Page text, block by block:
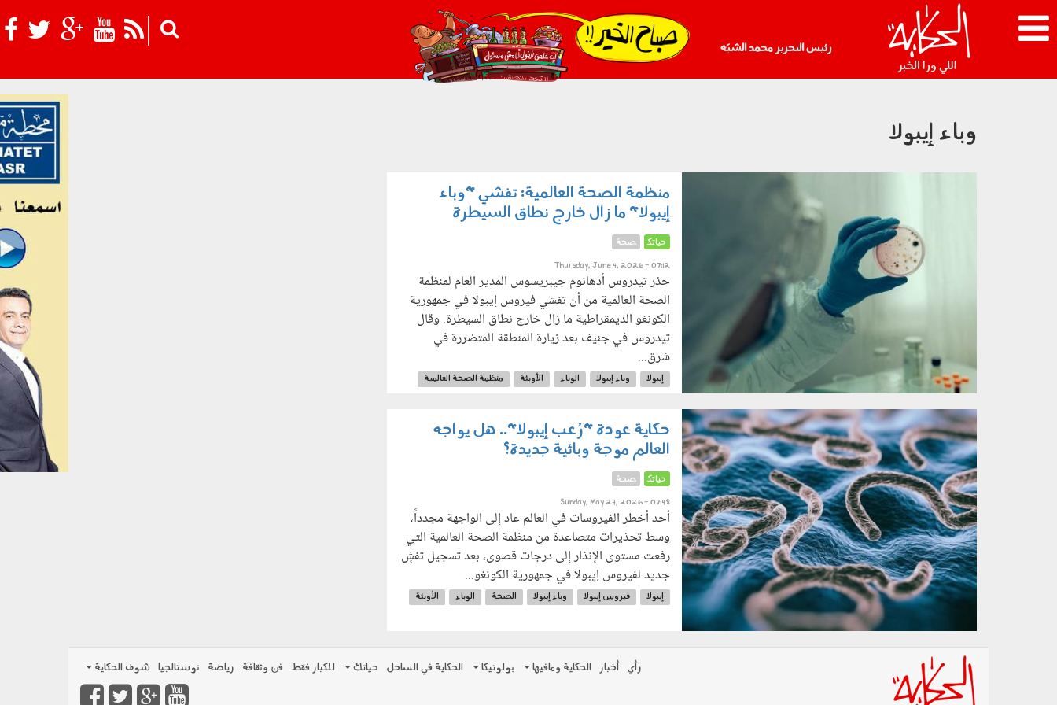
رئيس التحرير محمد الشبّه
021_2.png
وباء إيبولا
منظمة الصحة العالمية: تفشي "وباء
إيبولا" ما زال خارج نطاق السيطرة
حياتك صحة
Thursday, June 4, 2026 - 07:12
حذر تيدروس أدهانوم جيبريسوس المدير العام لمنظمة
الصحة العالمية من أن تفشي فيروس إيبولا في جمهورية
الكونغو الديمقراطية ما زال خارج نطاق السيطرة. وقال
تيدروس في جنيف بعد زيارة المنطقة المتضررة في
شرق...
إيبولا وباء إيبولا الوباء الأوبئة
منظمة الصحة العالمية
240502.jpg
حكاية عودة "رُعب إيبولا".. هل يواجه
العالم موجة وبائية جديدة؟
حياتك صحة
Sunday, May 24, 2026 - 07:48
أحد أخطر الفيروسات في العالم عاد إلى الواجهة مجدداً،
وسط تحذيرات متصاعدة من منظمة الصحة العالمية التي
رفعت مستوى الإنذار إلى درجات قصوى، بعد تسجيل تفشٍ
جديد لفيروس إيبولا في جمهورية الكونغو...
إيبولا فيروس إيبولا وباء إيبولا الصحة الوباء
الأوبئة
رأي أخبار الحكاية ومافيها بولوتيكا الحكاية في الساحل حياتك للكبار فقط فن وثقافة رياضة نوستالجيا شوف الحكاية